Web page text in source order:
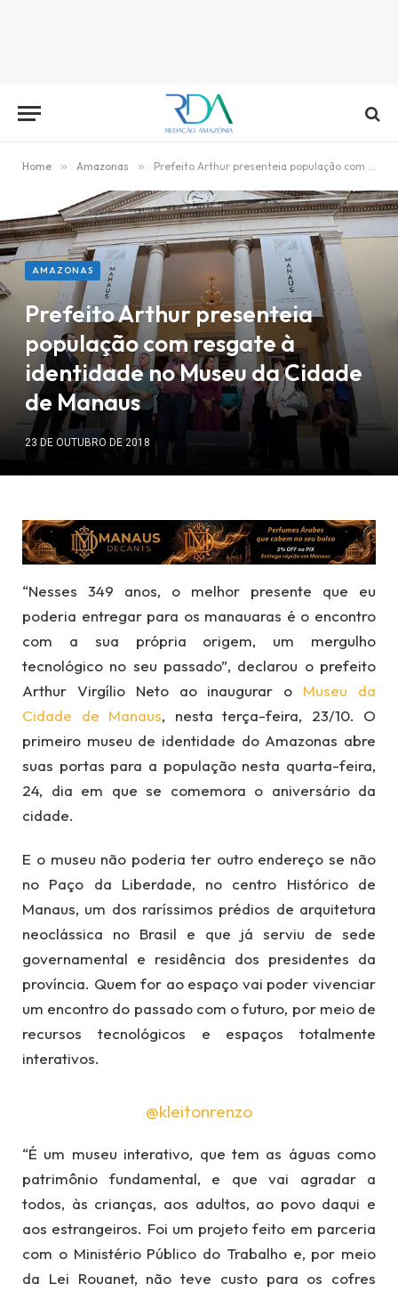
Home » Amazonas » Prefeito Arthur presenteia população com resgate à identidade no Museu da Cidade de Manaus
AMAZONAS
Prefeito Arthur presenteia
população com resgate à
identidade no Museu da Cidade
de Manaus
23 DE OUTUBRO DE 2018
“Nesses 349 anos, o melhor presente que eu
poderia entregar para os manauaras é o encontro
com a sua própria origem, um mergulho
tecnológico no seu passado”, declarou o prefeito
Arthur Virgílio Neto ao inaugurar o Museu da
Cidade de Manaus, nesta terça-feira, 23/10. O
primeiro museu de identidade do Amazonas abre
suas portas para a população nesta quarta-feira,
24, dia em que se comemora o aniversário da
cidade.
E o museu não poderia ter outro endereço se não
no Paço da Liberdade, no centro Histórico de
Manaus, um dos raríssimos prédios de arquitetura
neoclássica no Brasil e que já serviu de sede
governamental e residência dos presidentes da
província. Quem for ao espaço vai poder vivenciar
um encontro do passado com o futuro, por meio de
recursos tecnológicos e espaços totalmente
interativos.
@kleitonrenzo
“É um museu interativo, que tem as águas como
patrimônio fundamental, e que vai agradar a
todos, às crianças, aos adultos, ao povo daqui e
aos estrangeiros. Foi um projeto feito em parceria
com o Ministério Público do Trabalho e, por meio
da Lei Rouanet, não teve custo para os cofres